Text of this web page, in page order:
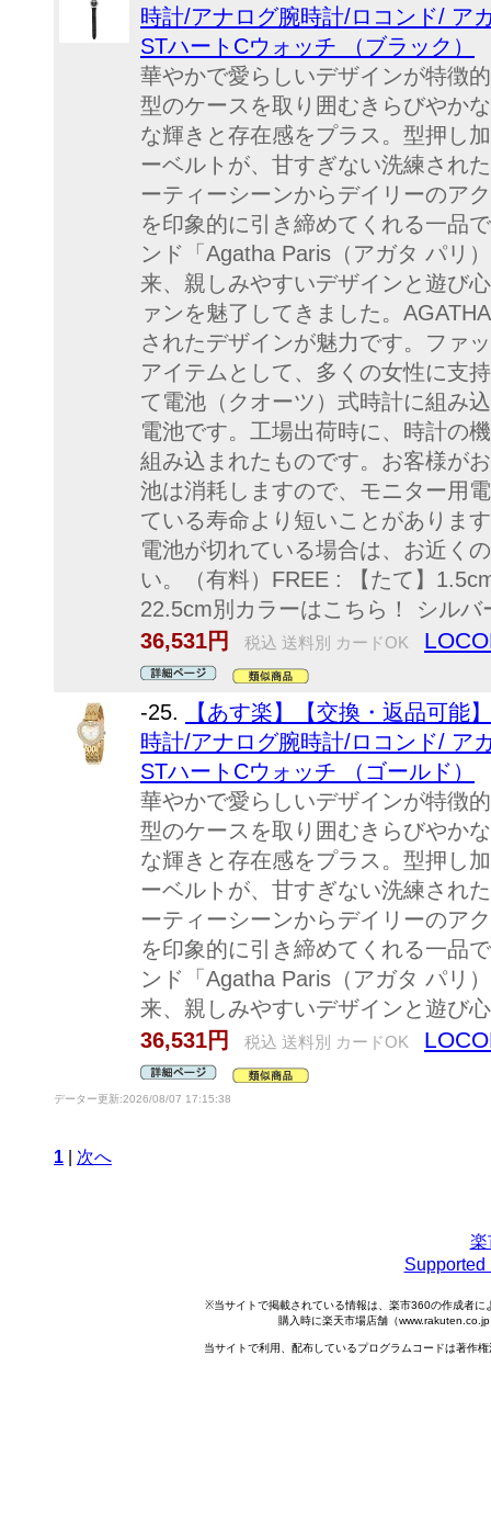
時計/アナログ腕時計/ロコンド/ ア
STハートCウォッチ （ブラック）
華やかで愛らしいデザインが特徴
型のケースを取り囲むきらびやか
な輝きと存在感をプラス。型押し
ーベルトが、甘すぎない洗練され
ーティーシーンからデイリーのア
を印象的に引き締めてくれる一品
ンド「Agatha Paris（アガタ パリ
来、親しみやすいデザインと遊び
ァンを魅了してきました。
されたデザインが魅力です。ファ
アイテムとして、多くの女性に支
て電池（クオーツ）式時計に組み
電池です。工場出荷時に、時計の
組み込まれたものです。お客様が
池は消耗しますので、モニター用
ている寿命より短いことがありま
電池が切れている場合は、お近く
い。（有料）FREE : 【たて】
22.5cm別カラーはこちら！ シル
36,531円
税込 送料別 カードOK
-25.
【あす楽】【交換・返品可能
時計/アナログ腕時計/ロコンド/ ア
STハートCウォッチ （ゴールド）
華やかで愛らしいデザインが特徴
型のケースを取り囲むきらびやか
な輝きと存在感をプラス。型押し
ーベルトが、甘すぎない洗練され
ーティーシーンからデイリーのア
を印象的に引き締めてくれる一品
ンド「Agatha Paris（アガタ パリ
来、親しみやすいデザインと遊び
36,531円
税込 送料別 カードOK
データー更新:2026/08/07 17:15:38
1 次へ
楽
Supported
※当サイトで掲載されている情報は、楽市360の作成者
購入時に楽天市場店舗（
当サイトで利用、配布しているプログラムコードは著作